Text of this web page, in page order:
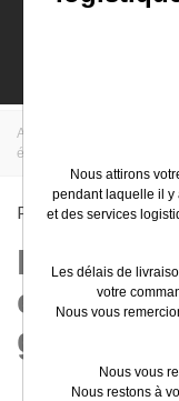
Accueil
électromécaniques
Pressostats
Industrie
général
Nous attirons
pendant laquelle il y
et des services
Les délais de
votre
Nous vous
Nous vous
Nous restons à